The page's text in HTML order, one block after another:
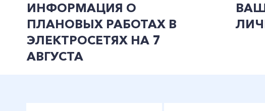
ИНФОРМАЦИЯ О
ПЛАНОВЫХ РАБОТАХ В
ЭЛЕКТРОСЕТЯХ НА 7
АВГУСТА